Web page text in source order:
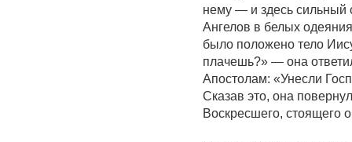
нему — и здесь сильный
Ангелов в белых
было положено тело
плачешь?» — она
Апостолам: «Унесли
Сказав это, она
Воскресшего, стоящего